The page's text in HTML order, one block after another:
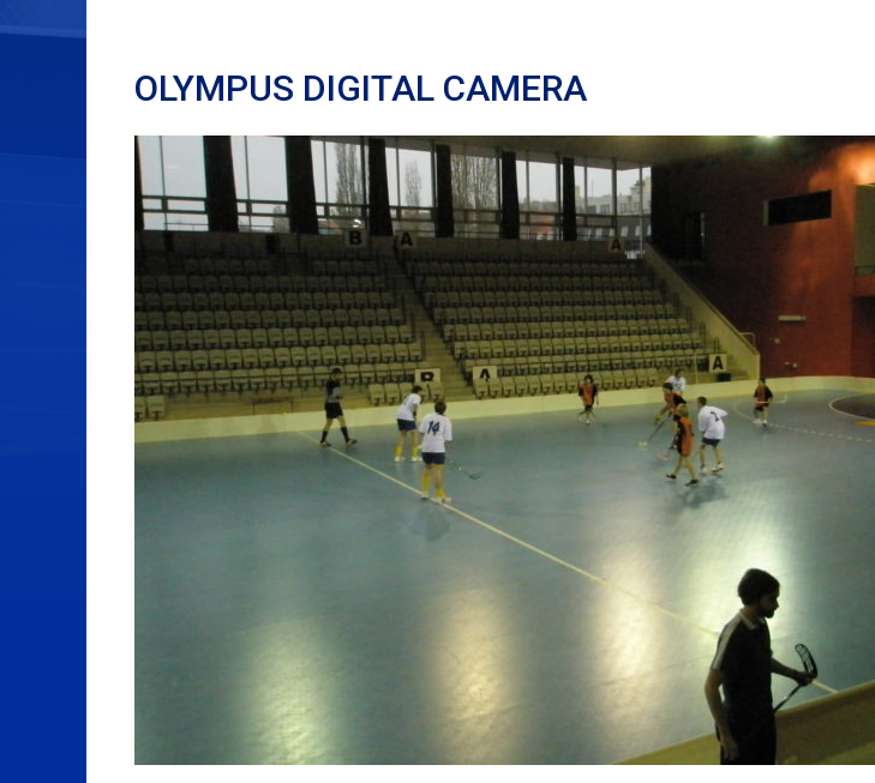
OLYMPUS DIGITAL CAMERA